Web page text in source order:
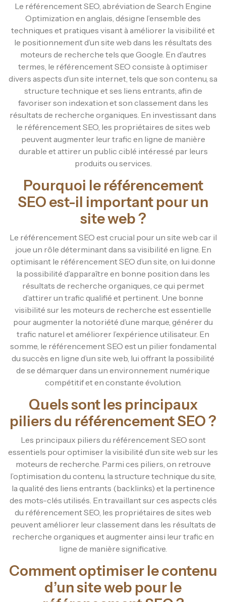
Le référencement SEO, abréviation de Search Engine
Optimization en anglais, désigne l’ensemble des
techniques et pratiques visant à améliorer la visibilité et
le positionnement d’un site web dans les résultats des
moteurs de recherche tels que Google. En d’autres
termes, le référencement SEO consiste à optimiser
divers aspects d’un site internet, tels que son contenu, sa
structure technique et ses liens entrants, afin de
favoriser son indexation et son classement dans les
résultats de recherche organiques. En investissant dans
le référencement SEO, les propriétaires de sites web
peuvent augmenter leur trafic en ligne de manière
durable et attirer un public ciblé intéressé par leurs
produits ou services.
Pourquoi le référencement
SEO est-il important pour un
site web ?
Le référencement SEO est crucial pour un site web car il
joue un rôle déterminant dans sa visibilité en ligne. En
optimisant le référencement SEO d’un site, on lui donne
la possibilité d’apparaître en bonne position dans les
résultats de recherche organiques, ce qui permet
d’attirer un trafic qualifié et pertinent. Une bonne
visibilité sur les moteurs de recherche est essentielle
pour augmenter la notoriété d’une marque, générer du
trafic naturel et améliorer l’expérience utilisateur. En
somme, le référencement SEO est un pilier fondamental
du succès en ligne d’un site web, lui offrant la possibilité
de se démarquer dans un environnement numérique
compétitif et en constante évolution.
Quels sont les principaux
piliers du référencement SEO ?
Les principaux piliers du référencement SEO sont
essentiels pour optimiser la visibilité d’un site web sur les
moteurs de recherche. Parmi ces piliers, on retrouve
l’optimisation du contenu, la structure technique du site,
la qualité des liens entrants (backlinks) et la pertinence
des mots-clés utilisés. En travaillant sur ces aspects clés
du référencement SEO, les propriétaires de sites web
peuvent améliorer leur classement dans les résultats de
recherche organiques et augmenter ainsi leur trafic en
ligne de manière significative.
Comment optimiser le contenu
d’un site web pour le